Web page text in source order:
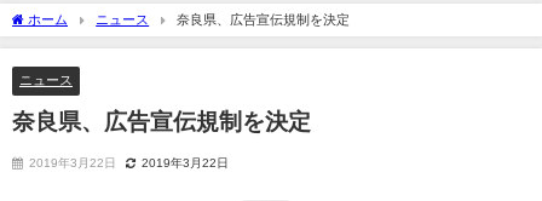
ホーム ニュース 奈良県、広告宣伝規制を決定
ニュース
奈良県、広告宣伝規制を決定
2019年3月22日 2019年3月22日